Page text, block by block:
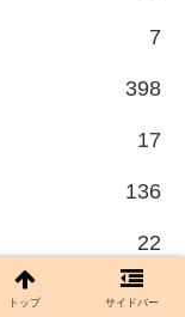
7
398
17
136
22
154
トップ サイドバー